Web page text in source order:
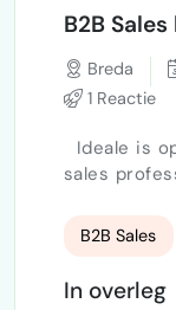
B2B
Breda
1 Reactie
sales
voor hem
De onderneming. Ideale is
B2B Sales
In overleg